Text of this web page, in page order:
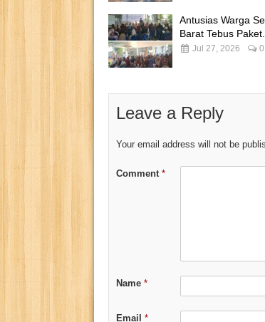
Antusias Warga
Barat Tebus Paket...
Jul 27, 2026 0
Leave a Reply
Your email address will not be
Comment *
Name *
Email *